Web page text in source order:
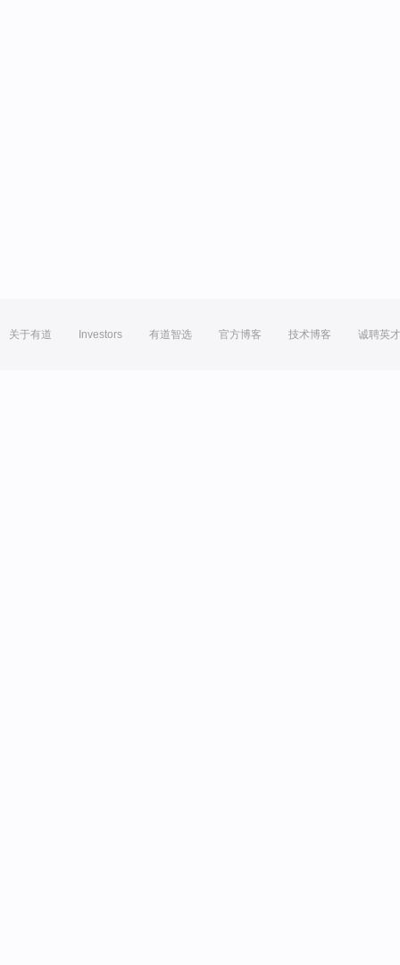
关于有道 Investors 有道智选 官方博客 技术博客 诚聘英才